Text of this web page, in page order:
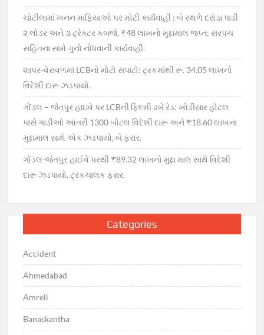
ચોટીલામાં ખનન માફિયાઓ પર મોટી કાર્યવાહી : બે સ્થળે દરોડા પાડી
૨ લોડર અને ૩ ટ્રેક્ટર કબજે, ₹48 લાખનો મુદ્દામાલ જપ્ત; સરપંચ
સહિતના સામે ગુનો નોંધવાની કાર્યવાહી.
શાપર-વેરાવળમાં LCBનો મોટો સપાટો: ટ્રકમાંથી રૂ. 34.05 લાખનો
વિદેશી દારૂ ઝડપાયો.
ગોંડલ – જેતપુર હાઇવે પર LCBની ફિલ્મી ઢબે રેડ: ખોડીયાર હોટલ
પાસે ગાડીઓ આંતરી 1300 બોટલ વિદેશી દારૂ અને ₹18.60 લાખના
મુદ્દામાલ સાથે એક ઝડપાયો, બે ફરાર.
ગોંડલ-જેતપુર હાઈવે પરથી ₹89.32 લાખનો મુદ્દા માલ સાથે વિદેશી
દારૂ ઝડપાયો, ટ્રકચાલક ફરાર.
Categories
Accident
Ahmedabad
Amreli
Banaskantha